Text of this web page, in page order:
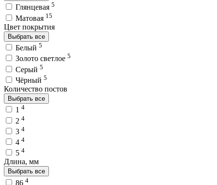
Глянцевая 5
Матовая 15
Цвет покрытия
Выбрать все
Белый 5
Золото светлое 5
Серый 5
Чёрный 5
Количество постов
Выбрать все
1 4
2 4
3 4
4 4
5 4
Длина, мм
Выбрать все
86 4